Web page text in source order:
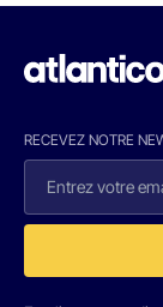
RECEVEZ NOTRE